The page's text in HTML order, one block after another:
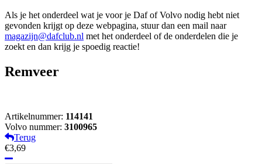
Als je het onderdeel wat je voor je Daf of Volvo nodig hebt niet
gevonden krijgt op deze webpagina, stuur dan een mail naar
magazijn@dafclub.nl met het onderdeel of de onderdelen die je
zoekt en dan krijg je spoedig reactie!
Remveer
Artikelnummer: 114141
Volvo nummer: 3100965
Terug
€3,69